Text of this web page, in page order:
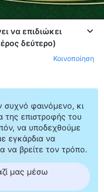
να επιδιώκει
δεύτερο)
Κοινοποίηση
φαινόμενο, κι
της επιστροφής του
να υποδεχθούμε
εγκάρδια να
να βρείτε τον τρόπο.
μας μέσω